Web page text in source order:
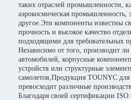
таких отраслей промышленности,
аэрокосмическая промышленность,
другое.Эти компоненты известны
прочность и высокое качество
подходящими для требовательных
Независимо от того, производит ли
автомобилей, корпусные
устройств или структурные
самолетов,Продукция TOUNYC
превосходит различные
Благодаря своей сертификации ISO